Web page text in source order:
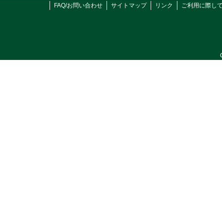
FAQ/お問い合わせ
サイトマップ リンク ご利用に際し